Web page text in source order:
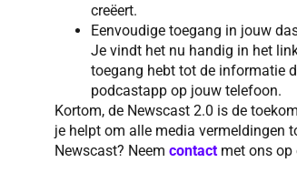
creëert.
Eenvoudige toegang in jouw
Je vindt het nu handig in het
toegang hebt tot de informatie
podcastapp op jouw telefoon.
Kortom, de Newscast 2.0 is de
je helpt om alle media vermeldingen
Newscast? Neem contact met ons op